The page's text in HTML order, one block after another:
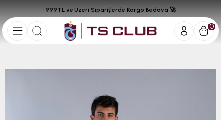
0
999TL ve Üzeri Siparişlerde Kargo Bedava 🚀